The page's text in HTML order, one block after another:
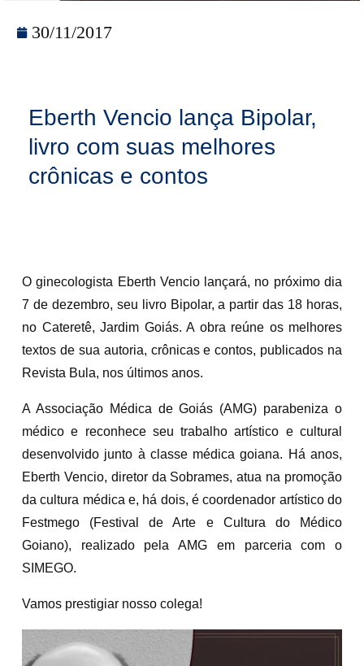
30/11/2017
Eberth Vencio lança Bipolar,
livro com suas melhores
crônicas e contos
O ginecologista Eberth Vencio lançará, no próximo dia
7 de dezembro, seu livro Bipolar, a partir das 18 horas,
no Cateretê, Jardim Goiás. A obra reúne os melhores
textos de sua autoria, crônicas e contos, publicados na
Revista Bula, nos últimos anos.
A Associação Médica de Goiás (AMG) parabeniza o
médico e reconhece seu trabalho artístico e cultural
desenvolvido junto à classe médica goiana. Há anos,
Eberth Vencio, diretor da Sobrames, atua na promoção
da cultura médica e, há dois, é coordenador artístico do
Festmego (Festival de Arte e Cultura do Médico
Goiano), realizado pela AMG em parceria com o
SIMEGO.
Vamos prestigiar nosso colega!